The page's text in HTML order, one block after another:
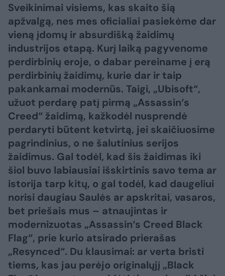
Sveikinimai visiems, kas skaito šią
apžvalgą, nes mes oficialiai pasiekėme dar
vieną įdomų ir absurdišką žaidimų
industrijos etapą. Kurį laiką pagyvenome
perdirbinių eroje, o dabar pereiname į erą
perdirbinių žaidimų, kurie dar ir taip
pakankamai modernūs. Taigi, „Ubisoft“,
užuot perdarę patį pirmą „Assassin‘s
Creed“ žaidimą, kažkodėl nusprendė
perdaryti būtent ketvirtą, jei skaičiuosime
pagrindinius, o ne šalutinius serijos
žaidimus. Gal todėl, kad šis žaidimas iki
šiol buvo labiausiai išskirtinis savo tema ar
istorija tarp kitų, o gal todėl, kad daugeliui
norisi daugiau Saulės ar apskritai, vasaros,
bet priešais mus – atnaujintas ir
modernizuotas „Assassin‘s Creed Black
Flag“, prie kurio atsirado prierašas
„Resynced“. Du klausimai: ar verta bristi
tiems, kas jau perėjo originalųjį „Black